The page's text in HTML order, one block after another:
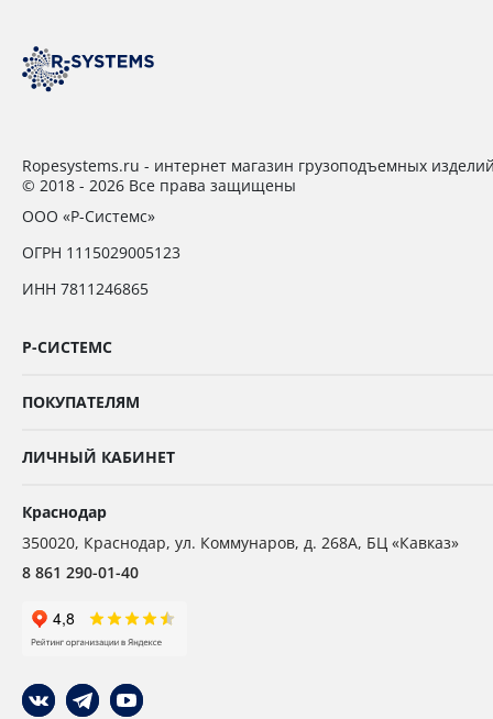
Ropesystems.ru - интернет магазин грузоподъемных
© 2018 - 2026 Все права защищены
ООО «Р-Системс»
ОГРН 1115029005123
ИНН 7811246865
Р-СИСТЕМС
ПОКУПАТЕЛЯМ
ЛИЧНЫЙ КАБИНЕТ
Краснодар
350020, Краснодар, ул. Коммунаров, д. 268А, БЦ «Кавказ»
8 861 290-01-40